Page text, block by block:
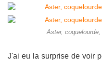
Aster,
J'ai eu la surprise de voir